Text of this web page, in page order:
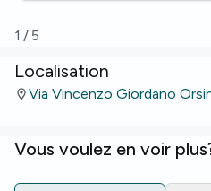
1/ 5
Localisation
Via Vincenzo Giordano
Vous voulez en voir